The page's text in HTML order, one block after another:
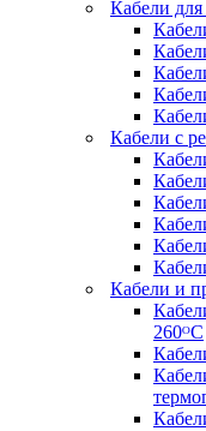
Кабели
Кабели с
Кабели и
260ᴼС